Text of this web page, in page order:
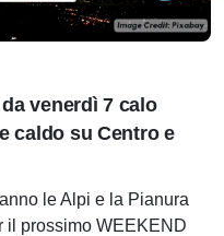
da venerdì 7 calo
caldo su Centro e
le Alpi e la Pianura
il prossimo WEEKEND